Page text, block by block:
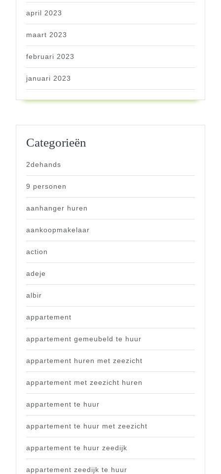
april 2023
maart 2023
februari 2023
januari 2023
Categorieën
2dehands
9 personen
aanhanger huren
aankoopmakelaar
action
adeje
albir
appartement
appartement gemeubeld te huur
appartement huren met zeezicht
appartement met zeezicht huren
appartement te huur
appartement te huur met zeezicht
appartement te huur zeedijk
appartement zeedijk te huur